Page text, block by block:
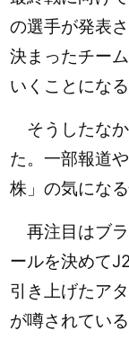
の選手が発表
決まったチー
いくことになる
そうしたなか
た。一部報道
株」の気にな
再注目はブ
ールを決めて
引き上げたア
が噂されている